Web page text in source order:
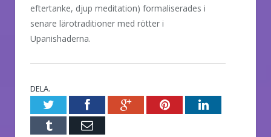
eftertanke, djup meditation) formaliserades i
senare lärotraditioner med rötter i
Upanishaderna.
DELA.
TwitterFacebookGoogle+PinterestLinkedIn
Tumblr E-